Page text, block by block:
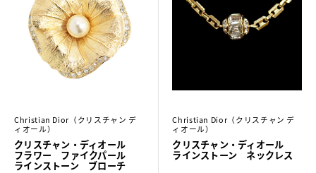
Christian Dior（クリスチャン デ
ィオール）
クリスチャン・ディオール
フラワー ファイクパール
ラインストーン ブローチ
Christian Dior（クリスチャン デ
ィオール）
クリスチャン・ディオール
ラインストーン ネックレス